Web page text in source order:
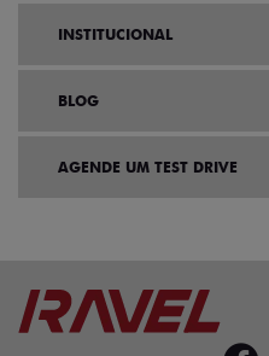
INSTITUCIONAL
BLOG
AGENDE UM TEST DRIVE